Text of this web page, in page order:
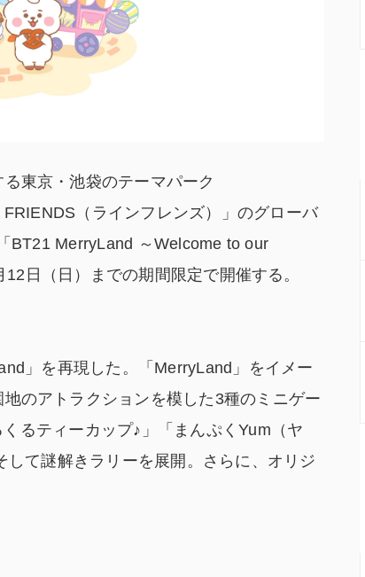
東京・池袋のテーマパーク
（ラインフレンズ）」のグローバ
BT21 MerryLand ～Welcome to our
日（日）までの期間限定で開催する。
」を再現した。「MerryLand」をイメー
のアトラクションを模した3種のミニゲー
るティーカップ♪」「まんぷくYum（ヤ
て謎解きラリーを展開。さらに、オリジ